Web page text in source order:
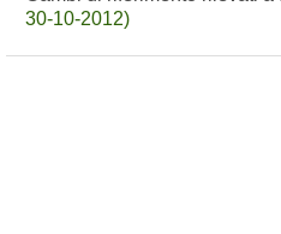
30-10-2012)